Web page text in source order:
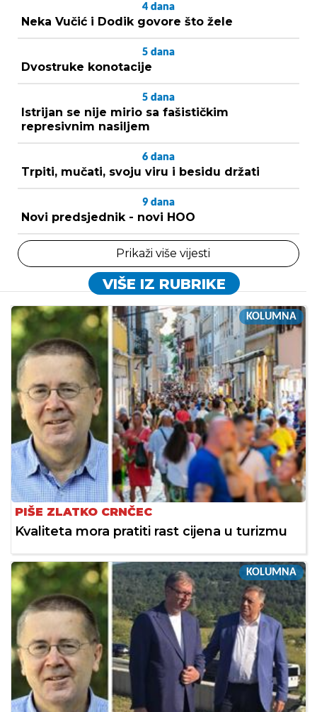
4 dana
Neka Vučić i Dodik govore što žele
5 dana
Dvostruke konotacije
5 dana
Istrijan se nije mirio sa fašističkim
represivnim nasiljem
6 dana
Trpiti, mučati, svoju viru i besidu držati
9 dana
Novi predsjednik - novi HOO
Prikaži više vijesti
VIŠE IZ RUBRIKE
KOLUMNA
PIŠE ZLATKO CRNČEC
Kvaliteta mora pratiti rast cijena u turizmu
KOLUMNA